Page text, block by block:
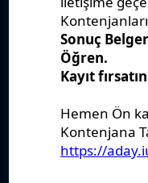
Kanunlar
Kararlar
Raporlar
Formlar